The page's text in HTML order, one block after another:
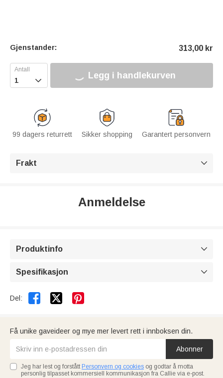
Gjenstander: 313,00 kr
 Legg i handlekurven
99 dagers returrett Sikker shopping Garantert personvern
Frakt 
Anmeldelse
Produktinfo 
Spesifikasjon 
Del:  
Få unike gaveideer og mye mer levert rett i innboksen din.
Abonner
Jeg har lest og forstått Personvern og cookies og godtar å motta
personlig tilpasset kommersiell kommunikasjon fra Callie via e-post.